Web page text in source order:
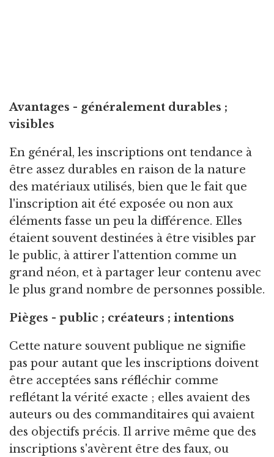
Avantages - généralement durables ;
visibles
En général, les inscriptions ont tendance à
être assez durables en raison de la nature
des matériaux utilisés, bien que le fait que
l'inscription ait été exposée ou non aux
éléments fasse un peu la différence. Elles
étaient souvent destinées à être visibles par
le public, à attirer l'attention comme un
grand néon, et à partager leur contenu avec
le plus grand nombre de personnes possible.
Pièges - public ; créateurs ; intentions
Cette nature souvent publique ne signifie
pas pour autant que les inscriptions doivent
être acceptées sans réfléchir comme
reflétant la vérité exacte ; elles avaient des
auteurs ou des commanditaires qui avaient
des objectifs précis. Il arrive même que des
inscriptions s'avèrent être des faux, ou